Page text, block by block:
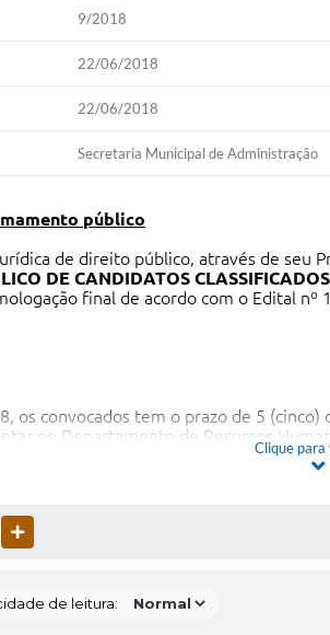
9/2018
22/06/2018
22/06/2018
Secretaria Municipal de Administração
público
de direito público, através de seu
DE CANDIDATOS
final de acordo com o Edital nº
os convocados tem o prazo de 5
no Departamento de Recursos
interpretado como renuncia ao estágio.
Clique para
de leitura: